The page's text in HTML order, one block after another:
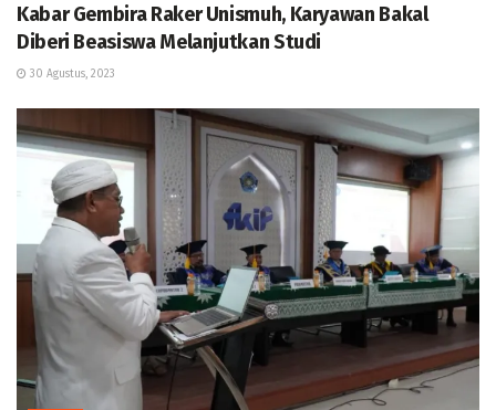
Kabar Gembira Raker Unismuh, Karyawan Bakal
Diberi Beasiswa Melanjutkan Studi
30 Agustus, 2023